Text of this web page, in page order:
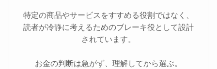
特定の商品やサービスをすすめる役割ではなく、
読者が冷静に考えるためのブレーキ役として設計
されています。
お金の判断は急がず、理解してから選ぶ。